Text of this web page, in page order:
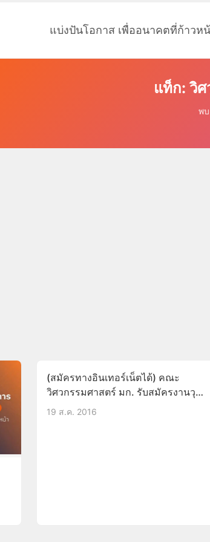
แบ่งปันโอกาส เพื่ออนาคตที่ก้าวห
แท็ก: วิ
พ
(สมัครทางอินเทอร์เน็ตได้) คณะ
วิศวกรรมศาสตร์ มก. รับสมัครงานวุฒิ
ป.ตรี บัดนี้-31ส.ค.59
19 ส.ค. 2016